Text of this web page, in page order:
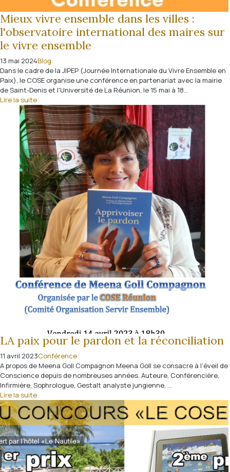
Mieux vivre ensemble dans les villes :
l'observatoire international des maires sur
le vivre ensemble
13 mai 2024Blog
Dans le cadre de la JIPEP (Journée Internationale du Vivre Ensemble en
Paix), le COSE organise une conférence en partenariat avec la mairie
de Saint-Denis et l'Université de La Réunion, le 15 mai à 18...
Lire la suite
LA paix pour le pardon et la réconciliation
11 avril 2023Conférence
A propos de Meena Goll Compagnon Meena Goll se consacre à l’éveil de
Conscience depuis de nombreuses années. Auteure, Conférencière,
Infirmière, Sophrologue, Gestalt analyste jungienne, ...
Lire la suite